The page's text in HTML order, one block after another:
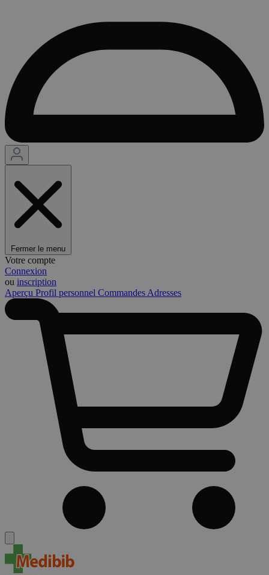
Fermer le menu
Votre compte
Connexion
ou inscription
Aperçu Profil personnel Commandes Adresses